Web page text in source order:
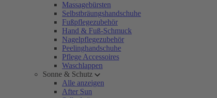
Massagebürsten
Selbstbräungshandschuhe
Fußpflegezubehör
Hand & Fuß-Schmuck
Nagelpflegezubehör
Peelinghandschuhe
Pflege Accessoires
Waschlappen
Sonne & Schutz
Alle anzeigen
After Sun